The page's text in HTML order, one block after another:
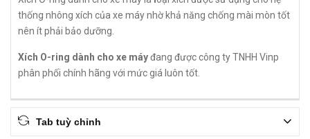
thống nhông xích của xe máy nhờ khả năng chống mài mòn tốt
nên ít phải bảo dưỡng.
Xích O-ring dành cho xe máyđang được công ty TNHH Vinp
phân phối chính hãng với mức giá luôn tốt.
Tab tuỳ chỉnh